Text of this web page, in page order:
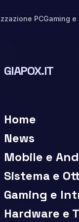
PCGaming
GIAPOX.IT
Home
News
Mobile e
Sistema e
Gaming e
Hardware e